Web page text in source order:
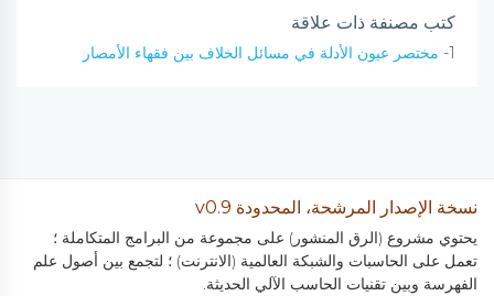
كتب مصنفة ذات علاقة
1- مختصر عيون الأدلة في مسائل الخلاف بين فقهاء الأمصار
نسخة الإصدار المرشحة، المحدودة v0.9
يحتوي مشروع (الرق المنشور) على مجموعة من البرامج المتكاملة ؛
تعمل على الحاسبات والشبكة العالمية (الانترنت) ؛ لتجمع بين أصول علم
الفهرسة وبين تقنيات الحاسب الآلي الحديثة.